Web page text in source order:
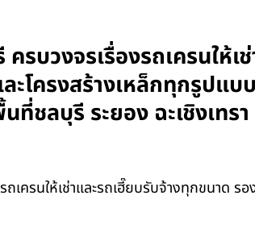
รบวงจรเรื่องรถเครนให้เ
โครงสร้างเหล็กทุกรูปแบ
ชลบุรี ระยอง ฉะเชิงเทร
เครนให้เช่าและรถเฮี๊ยบรับจ้างทุกขนาด ร